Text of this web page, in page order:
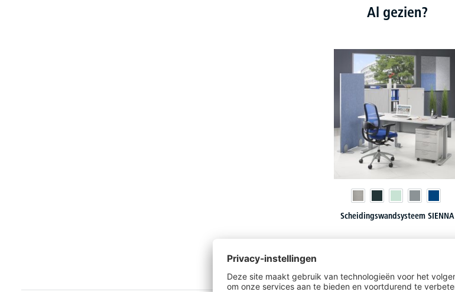
Al gezien?
Scheidingswandsysteem SIENNA
vanaf€ 242, 10 i. p. v.€ 309,-